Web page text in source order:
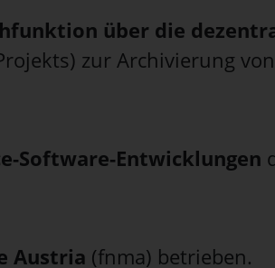
über die
zur Archivierung von
Software-Entwicklungen
Austria (fnma) betrieben.